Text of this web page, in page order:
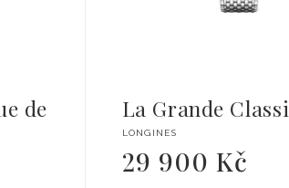
de
La Grande
Dodavatel:
LONGINES
Běžná
cena
29 900 Kč